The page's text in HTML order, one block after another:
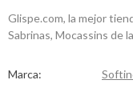
Glispe.com, la mejor
Sabrinas, Mocassins de
Marca: